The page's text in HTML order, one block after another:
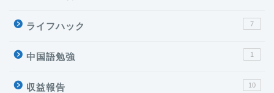
ライフハック 7
中国語勉強 1
収益報告 10